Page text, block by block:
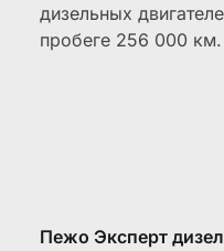
дизельных
пробеге 256 000 км.
Пежо Эксперт